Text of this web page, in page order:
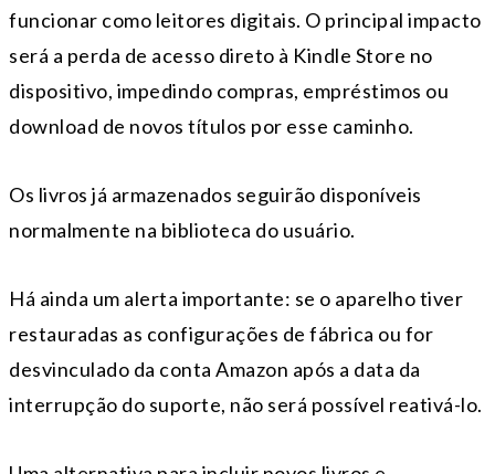
funcionar como leitores digitais. O principal impacto
será a perda de acesso direto à Kindle Store no
dispositivo, impedindo compras, empréstimos ou
download de novos títulos por esse caminho.
Os livros já armazenados seguirão disponíveis
normalmente na biblioteca do usuário.
Há ainda um alerta importante: se o aparelho tiver
restauradas as configurações de fábrica ou for
desvinculado da conta Amazon após a data da
interrupção do suporte, não será possível reativá-lo.